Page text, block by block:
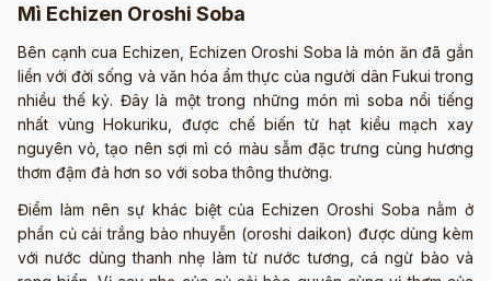
Mì Echizen Oroshi Soba
Bên cạnh cua Echizen, Echizen Oroshi Soba là món ăn đã gắn
liền với đời sống và văn hóa ẩm thực của người dân Fukui trong
nhiều thế kỷ. Đây là một trong những món mì soba nổi tiếng
nhất vùng Hokuriku, được chế biến từ hạt kiều mạch xay
nguyên vỏ, tạo nên sợi mì có màu sẫm đặc trưng cùng hương
thơm đậm đà hơn so với soba thông thường.
Điểm làm nên sự khác biệt của Echizen Oroshi Soba nằm ở
phần củ cải trắng bào nhuyễn (oroshi daikon) được dùng kèm
với nước dùng thanh nhẹ làm từ nước tương, cá ngừ bào và